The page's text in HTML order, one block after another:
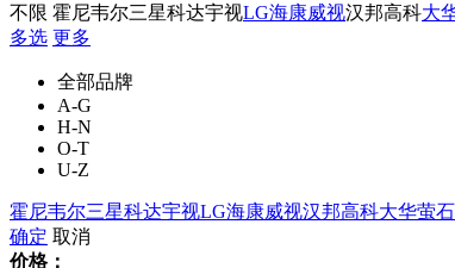
不限 霍尼韦尔三星科达宇视LG海康威视汉邦高科大
多选 更多
全部品牌
A-G
H-N
O-T
U-Z
霍尼韦尔三星科达宇视LG海康威视汉邦高科大华萤石
确定 取消
价格：